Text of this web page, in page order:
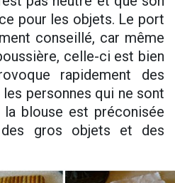
pour les objets. Le port
conseillé, car même
celle-ci est bien
rapidement des
personnes qui ne sont
la blouse est préconisée
gros objets et des